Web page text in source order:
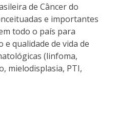
de Câncer do
e importantes
todo o país para
qualidade de vida de
(linfoma,
mielodisplasia, PTI,